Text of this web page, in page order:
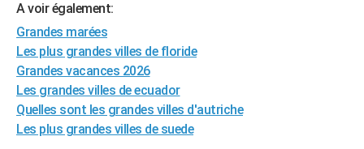
Art de vivre
Bien-être
Loisirs
Mode
Modes de vie
Alimentation
Guide de la santé
Maladies
Médicaments
Sommeil
VOYAGE
PHOTO
GUIDES D'ACHAT
A voir également:
Grandes marées
Les plus grandes villes de floride
Grandes vacances 2026
Les grandes villes de ecuador
Quelles sont les grandes villes d'autriche
Les plus grandes villes de suede